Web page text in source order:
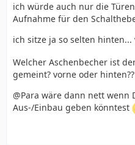
ich würde auch nur die
Aufnahme für den
ich sitze ja so selten hinten...
Welcher Aschenbecher ist
gemeint? vorne oder hinten??
@Para wäre dann nett
Aus-/Einbau geben könntest